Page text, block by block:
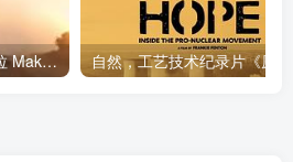
社会生活纪录片《马加拉 Makala》下载